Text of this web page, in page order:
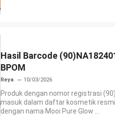
Hasil Barcode
BPOM
Reya 10/03/2026
Produk dengan nomor registrasi
masuk dalam daftar kosmetik resmi
dengan nama Mooi Pure Glow ...